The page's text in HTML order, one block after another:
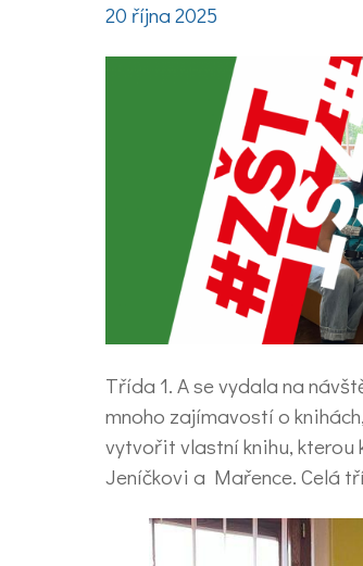
20 října 2025
Třída 1. A se vydala na
mnoho zajímavostí o
vytvořit vlastní knihu,
Jeníčkovi a Mařence. Celá